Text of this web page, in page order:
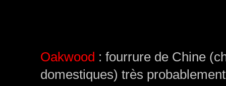
Oakwood : fourrure de Chine
domestiques) très